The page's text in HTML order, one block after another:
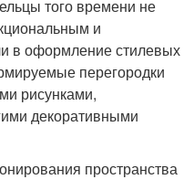
того времени не
и
в оформление стилевых
перегородки
рисунками,
декоративными
пространства